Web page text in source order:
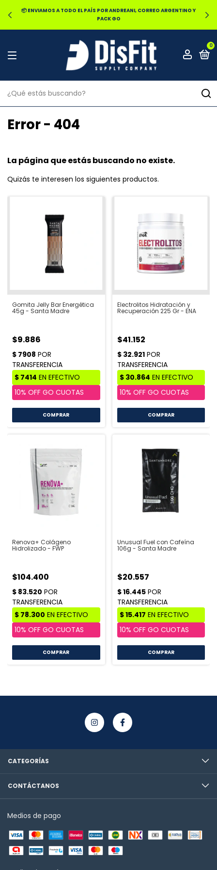
📦 ENVIAMOS A TODO EL PAÍS POR ANDREANI, CORREO ARGENTINO Y
PACK GO
0
Error - 404
La página que estás buscando no existe.
Quizás te interesen los siguientes productos.
Gomita Jelly Bar Energética
45g - Santa Madre
$9.886
COMPRAR
Electrolitos Hidratación y
Recuperación 225 Gr - ENA
$41.152
COMPRAR
Renova+ Colágeno
Hidrolizado - FWP
$104.400
Unusual Fuel con Cafeína
106g - Santa Madre
$20.557
CATEGORÍAS
CONTÁCTANOS
Medios de pago